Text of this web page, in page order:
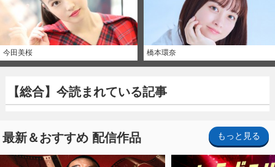
今田美桜 橋本環奈
【総合】今読まれている記事
最新＆おすすめ 配信作品 もっと見る